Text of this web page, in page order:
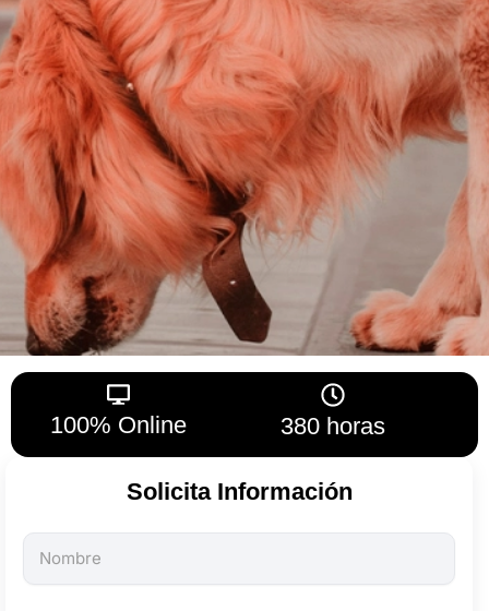
100% Online 380 horas
Solicita Información
Todos
los